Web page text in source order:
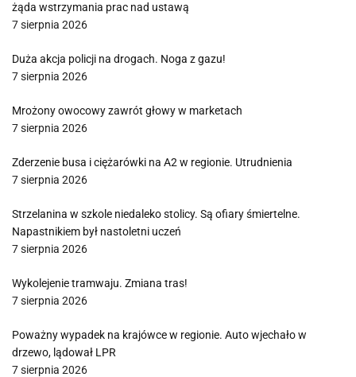
żąda wstrzymania prac nad ustawą
7 sierpnia 2026
Duża akcja policji na drogach. Noga z gazu!
7 sierpnia 2026
Mrożony owocowy zawrót głowy w marketach
7 sierpnia 2026
Zderzenie busa i ciężarówki na A2 w regionie. Utrudnienia
7 sierpnia 2026
Strzelanina w szkole niedaleko stolicy. Są ofiary śmiertelne.
Napastnikiem był nastoletni uczeń
7 sierpnia 2026
Wykolejenie tramwaju. Zmiana tras!
7 sierpnia 2026
Poważny wypadek na krajówce w regionie. Auto wjechało w
drzewo, lądował LPR
7 sierpnia 2026